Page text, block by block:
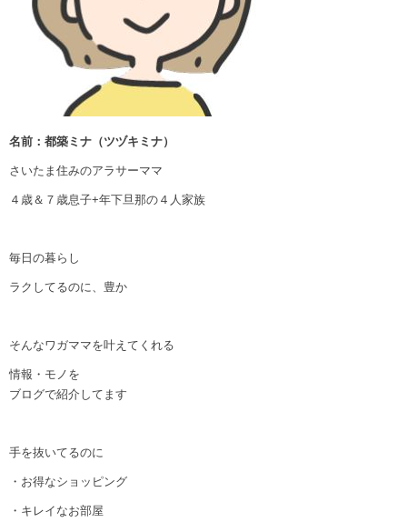
名前：都築ミナ（ツヅキミナ）
さいたま住みのアラサーママ
４歳＆７歳息子+年下旦那の４人家族
毎日の暮らし
ラクしてるのに、豊か
そんなワガママを叶えてくれる
情報・モノを
ブログで紹介してます
手を抜いてるのに
・お得なショッピング
・キレイなお部屋